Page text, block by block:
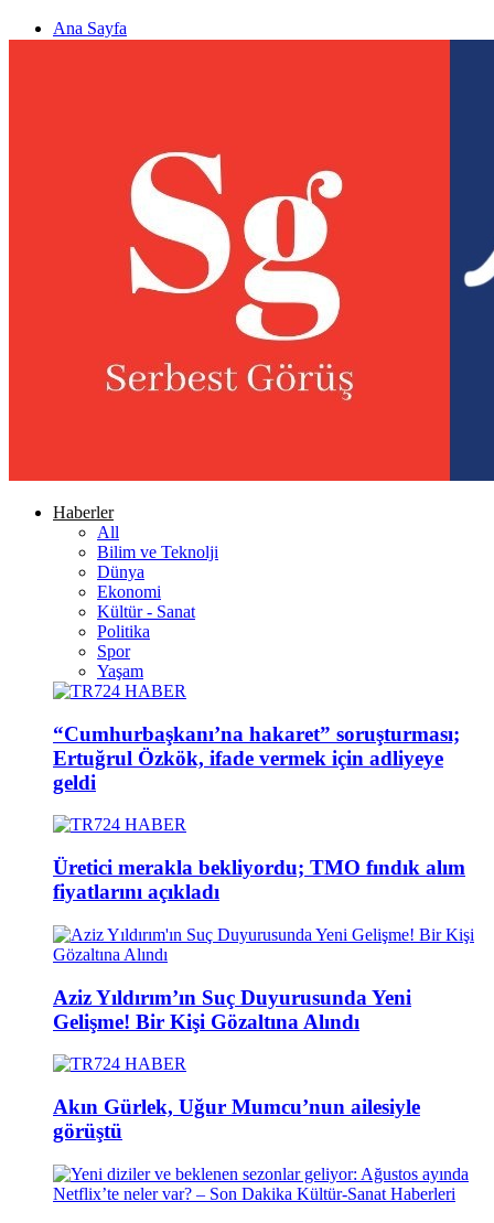
Ana Sayfa
Haberler
All
Bilim ve Teknolji
Dünya
Ekonomi
Kültür - Sanat
Politika
Spor
Yaşam
“Cumhurbaşkanı’na hakaret” soruşturması;
Ertuğrul Özkök, ifade vermek için adliyeye
geldi
Üretici merakla bekliyordu; TMO fındık alım
fiyatlarını açıkladı
Aziz Yıldırım’ın Suç Duyurusunda Yeni
Gelişme! Bir Kişi Gözaltına Alındı
Akın Gürlek, Uğur Mumcu’nun ailesiyle
görüştü